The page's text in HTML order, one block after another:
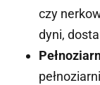
czy
dyni,